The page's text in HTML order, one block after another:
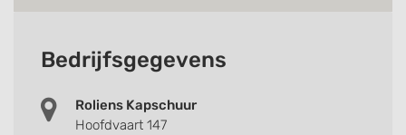
Bedrijfsgegevens
Roliens Kapschuur
Hoofdvaart 147